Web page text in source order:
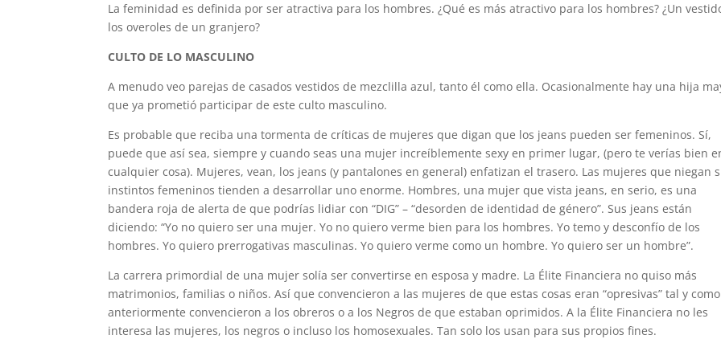
La feminidad es definida por ser atractiva para los hombres. ¿Qué es más atractivo para los hombres? ¿Un
los overoles de un granjero?
CULTO DE LO MASCULINO
A menudo veo parejas de casados vestidos de mezclilla azul, tanto él como ella. Ocasionalmente hay una hija
que ya prometió participar de este culto masculino.
Es probable que reciba una tormenta de críticas de mujeres que digan que los jeans pueden ser femeninos. Sí,
puede que así sea, siempre y cuando seas una mujer increíblemente sexy en primer lugar, (pero te verías bien
cualquier cosa). Mujeres, vean, los jeans (y pantalones en general) enfatizan el trasero. Las mujeres que niegan
instintos femeninos tienden a desarrollar uno enorme. Hombres, una mujer que vista jeans, en serio, es una
bandera roja de alerta de que podrías lidiar con “DIG” – “desorden de identidad de género”. Sus jeans están
diciendo: “Yo no quiero ser una mujer. Yo no quiero verme bien para los hombres. Yo temo y desconfío de los
hombres. Yo quiero prerrogativas masculinas. Yo quiero verme como un hombre. Yo quiero ser un hombre”.
La carrera primordial de una mujer solía ser convertirse en esposa y madre. La Élite Financiera no quiso más
matrimonios, familias o niños. Así que convencieron a las mujeres de que estas cosas eran “opresivas” tal y como
anteriormente convencieron a los obreros o a los Negros de que estaban oprimidos. A la Élite Financiera no les
interesa las mujeres, los negros o incluso los homosexuales. Tan solo los usan para sus propios fines.